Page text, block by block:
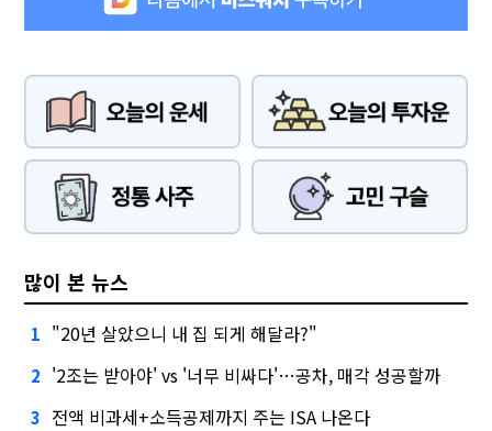
많이 본 뉴스
1 "20년 살았으니 내 집 되게 해달라?"
2 '2조는 받아야' vs '너무 비싸다'…공차, 매각 성공할까
3 전액 비과세+소득공제까지 주는 ISA 나온다